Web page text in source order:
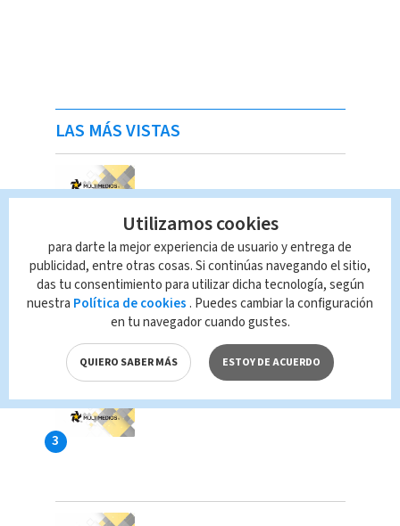
LAS MÁS VISTAS
Utilizamos cookies
para darte la mejor experiencia de usuario y entrega de
publicidad, entre otras cosas. Si continúas navegando el sitio,
das tu consentimiento para utilizar dicha tecnología, según
nuestra Política de cookies . Puedes cambiar la configuración
en tu navegador cuando gustes.
QUIERO SABER MÁS ESTOY DE ACUERDO